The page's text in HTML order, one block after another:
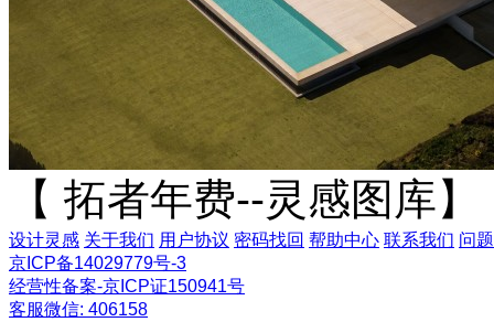
【 拓者年费--灵感图库】
设计灵感 关于我们 用户协议 密码找回 帮助中心 联系我们 问
京ICP备14029779号-3
经营性备案-京ICP证150941号
客服微信: 406158